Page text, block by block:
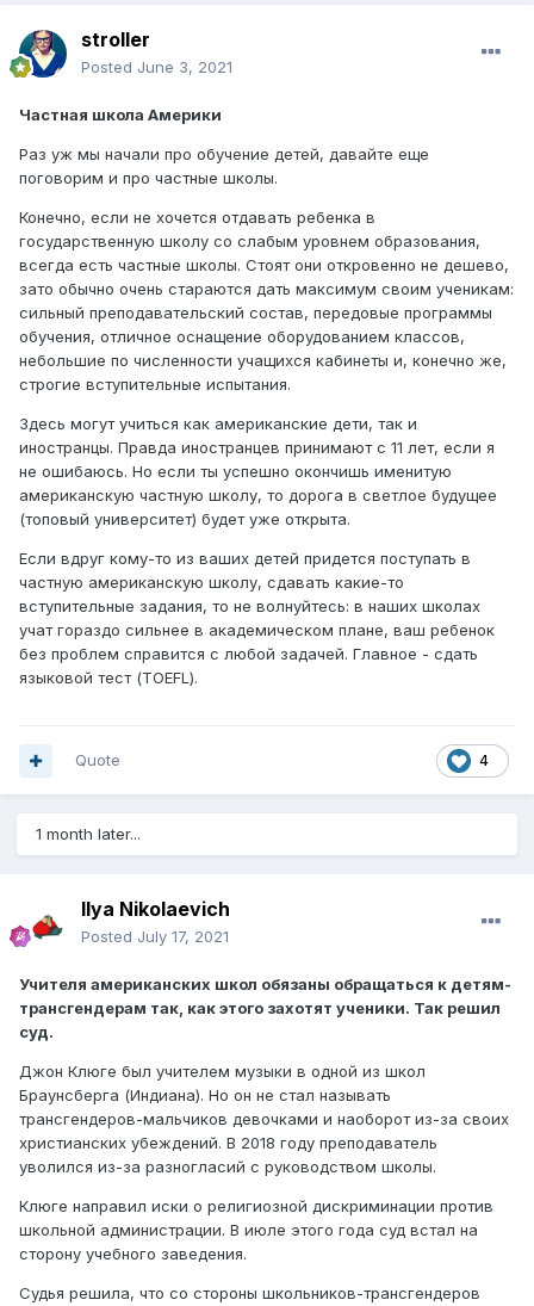
stroller
Posted June 3, 2021
Частная школа Америки
Раз уж мы начали про обучение детей, давайте еще
поговорим и про частные школы.
Конечно, если не хочется отдавать ребенка в
государственную школу со слабым уровнем образования,
всегда есть частные школы. Стоят они откровенно не дешево,
зато обычно очень стараются дать максимум своим ученикам:
сильный преподавательский состав, передовые программы
обучения, отличное оснащение оборудованием классов,
небольшие по численности учащихся кабинеты и, конечно же,
строгие вступительные испытания.
Здесь могут учиться как американские дети, так и
иностранцы. Правда иностранцев принимают с 11 лет, если я
не ошибаюсь. Но если ты успешно окончишь именитую
американскую частную школу, то дорога в светлое будущее
(топовый университет) будет уже открыта.
Если вдруг кому-то из ваших детей придется поступать в
частную американскую школу, сдавать какие-то
вступительные задания, то не волнуйтесь: в наших школах
учат гораздо сильнее в академическом плане, ваш ребенок
без проблем справится с любой задачей. Главное - сдать
языковой тест (TOEFL).
4
Quote
1 month later...
Ilya Nikolaevich
Posted July 17, 2021
Учителя американских школ обязаны обращаться к детям-
трансгендерам так, как этого захотят ученики. Так решил
суд.
Джон Клюге был учителем музыки в одной из школ
Браунсберга (Индиана). Но он не стал называть
трансгендеров-мальчиков девочками и наоборот из-за своих
христианских убеждений. В 2018 году преподаватель
уволился из-за разногласий с руководством школы.
Клюге направил иски о религиозной дискриминации против
школьной администрации. В июле этого года суд встал на
сторону учебного заведения.
Судья решила, что со стороны школьников-трансгендеров